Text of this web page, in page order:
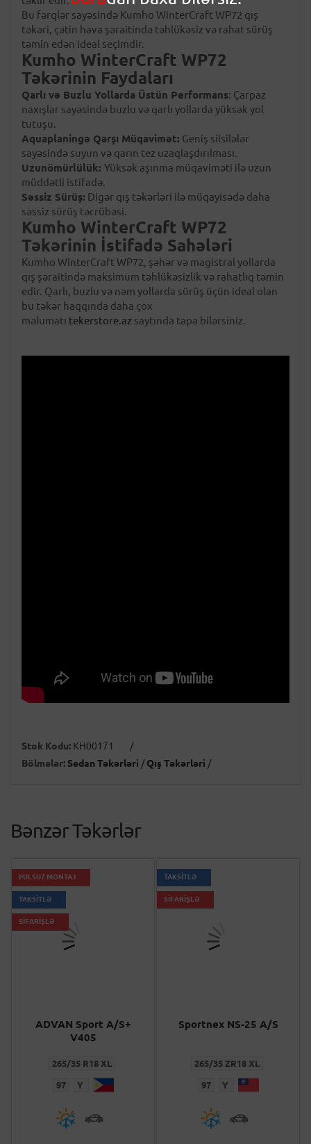
Bu fərqlər sayəsində Kumho WinterCraft WP72 qış
təkəri, çətin hava şəraitində təhlükəsiz və rahat sürüş
təmin edən ideal seçimdir.
Kumho WinterCraft WP72
Təkərinin Faydaları
Qarlı və Buzlu Yollarda Üstün Performans: Çarpaz
naxışlar sayəsində buzlu və qarlı yollarda yüksək yol
tutuşu.
Aquaplaningə Qarşı Müqavimət: Geniş silsilələr
sayəsində suyun və qarın tez uzaqlaşdırılması.
Uzunömürlülük: Yüksək aşınma müqaviməti ilə uzun
müddətli istifadə.
Səssiz Sürüş: Digər qış təkərləri ilə müqayisədə daha
səssiz sürüş təcrübəsi.
Kumho WinterCraft WP72
Təkərinin İstifadə Sahələri
Kumho WinterCraft WP72, şəhər və magistral yollarda
qış şəraitində maksimum təhlükəsizlik və rahatlıq təmin
edir. Qarlı, buzlu və nəm yollarda sürüş üçün ideal olan
bu təkər haqqında daha çox
məlumatı tekerstore.az saytında tapa bilərsiniz.
Stok Kodu: KH00171
/
Bölmələr: Sedan Təkərləri /Qış Təkərləri /
Bənzər Təkərlər
PULSUZ MONTAJ
TAKSİTLƏ
SİFARİŞLƏ
ADVAN Sport A/S+
V405
265/35 R18 XL
97 Y
TAKSİTLƏ
SİFARİŞLƏ
Sportnex NS-25 A/S
265/35 ZR18 XL
97 Y